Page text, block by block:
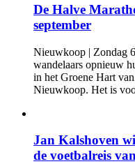
De Halve
september
Nieuwkoop | Zondag
wandelaars opnieuw
in het Groene Hart
Nieuwkoop. Het is
Jan Kalshoven
de voetbalreis